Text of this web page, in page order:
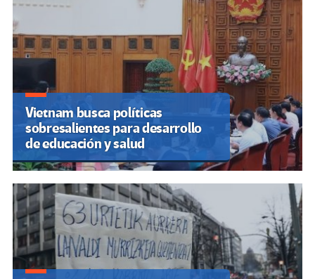
Vietnam busca políticas
sobresalientes para desarrollo
de educación y salud